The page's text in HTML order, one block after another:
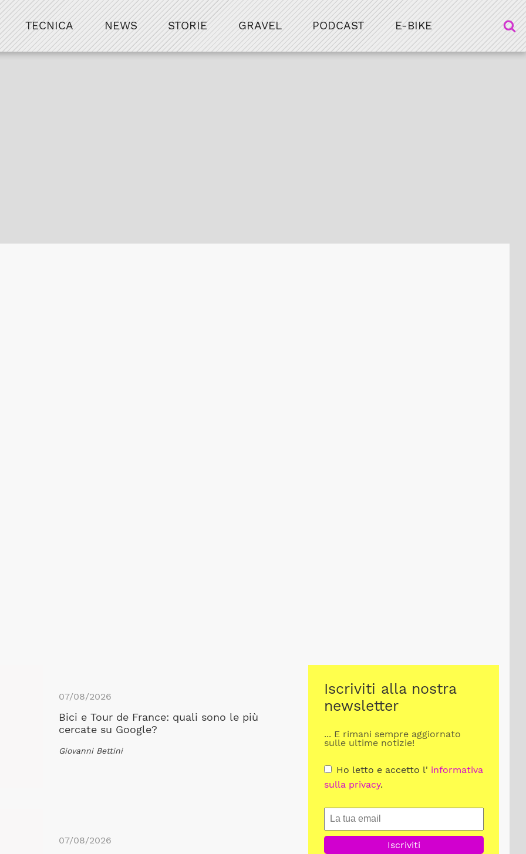
TECNICA NEWS STORIE GRAVEL PODCAST E-BIKE
07/08/2026
Bici e Tour de France: quali sono le più
cercate su Google?
Giovanni Bettini
07/08/2026
Iscriviti alla nostra
newsletter
... E rimani sempre aggiornato
sulle ultime notizie!
Ho letto e accetto l' informativa
sulla privacy.